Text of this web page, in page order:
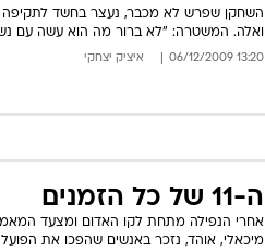
השחקן שפרש לא מכבר, נעצר בחשד לתקיפה
ואלה. המשטרה: "לא ברור מה הוא עשה עם
13:20 06/12/2009 איציק יצחקי
ה-11 של כל הזמנים
אחרי הנפילה מתחת לקו האדום ומצעד
מיכאלי, אוהד, נזכר באנשים שהפכו את